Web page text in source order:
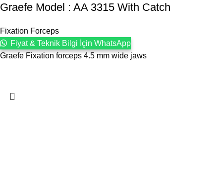
Graefe Model : AA 3315 With Catch
Fixation Forceps
Fiyat & Teknik Bilgi İçin WhatsApp
Graefe Fixation forceps 4.5 mm wide jaws